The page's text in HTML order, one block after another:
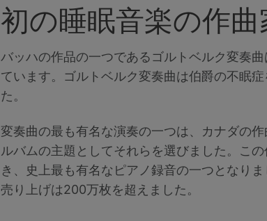
初の睡眠音楽の作曲
バッハの作品の一つであるゴルトベルク変奏
ています。ゴルトベルク変奏曲は伯爵の不眠
た。
変奏曲の最も有名な演奏の一つは、カナダの
ルバムの主題としてそれらを選びました。こ
き、史上最も有名なピアノ録音の一つとなり
売り上げは200万枚を超えました。